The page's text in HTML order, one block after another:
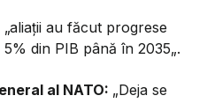
au făcut progrese
din PIB până în 2035„.
al NATO: „Deja se